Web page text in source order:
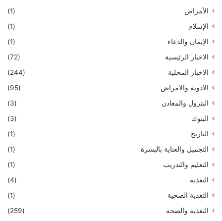
الأمراض
(1)
الإسلام
(1)
الإيمان والدعاء
(1)
الاخبار الرئيسية
(72)
الاخبار المحلية
(244)
الادوية والامراض
(95)
البترول والمعادن
(3)
البنوك
(3)
التاريخ
(1)
التجميل والعناية بالبشرة
(1)
التعليم والتدريب
(1)
التغذية
(4)
التغذية الصحية
(1)
التغذية والصحة
(259)